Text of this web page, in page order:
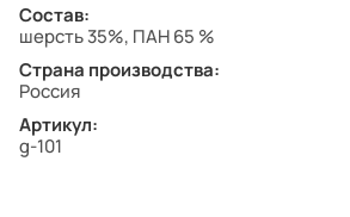
Состав:
шерсть 35%, ПАН 65 %
Страна производства:
Россия
Артикул:
g-101